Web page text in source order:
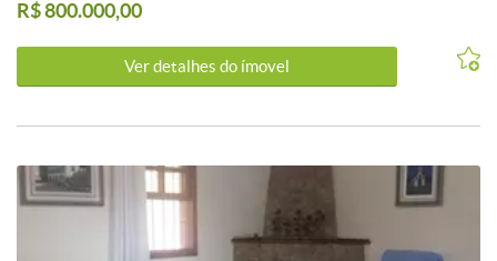
quartos sendo 1 suíte, banho social e 2 vagas de garagem sob pilotis.
R$ 800.000,00
Ver detalhes do ímovel